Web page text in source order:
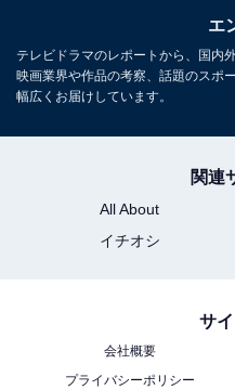
次回のテーマは「子供に
する“過激さを増した方法
きます。一方、中村家や
過去も次第に明らかにな
エ
テレビドラマのレポートから、国内
映画業界や作品の考察、話題のスポ
幅広くお届けしています。
関連
All About
イチオシ
サ
会社概要
プライバシーポリシー